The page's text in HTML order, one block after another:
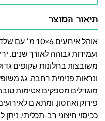
תיאור המוצר
אוהל אירועים
משובצות בחלונות שקופים
ונראות פנימית רחבה. גג
מוגדלים מספקים אטימות
פירוק ואחסון, ומתאים
ככיסוי חיצוני רב-תכליתי.